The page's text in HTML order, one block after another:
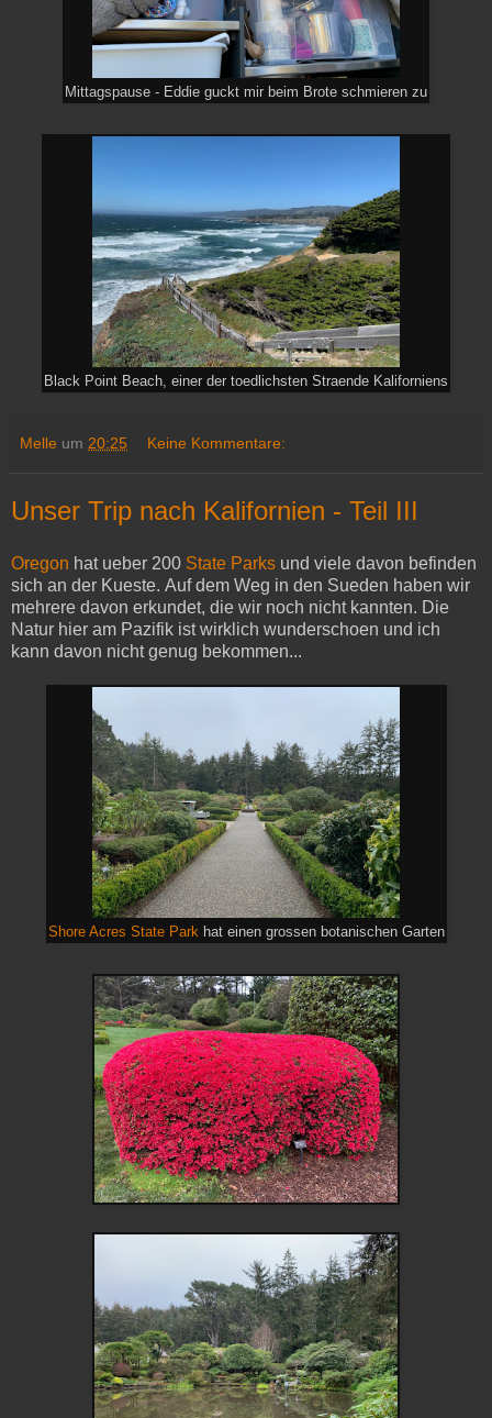
Mittagspause - Eddie guckt mir beim Brote schmieren zu
Black Point Beach, einer der toedlichsten Straende Kaliforniens
Melle um 20:25 Keine Kommentare:
Unser Trip nach Kalifornien - Teil III
Oregon hat ueber 200 State Parks und viele davon befinden
sich an der Kueste. Auf dem Weg in den Sueden haben wir
mehrere davon erkundet, die wir noch nicht kannten. Die
Natur hier am Pazifik ist wirklich wunderschoen und ich
kann davon nicht genug bekommen...
Shore Acres State Park hat einen grossen botanischen Garten